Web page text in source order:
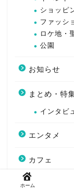
ショッピ
ファッシ
ロケ地・
公園
お知らせ
まとめ・特
インタビ
エンタメ
カフェ
ホーム